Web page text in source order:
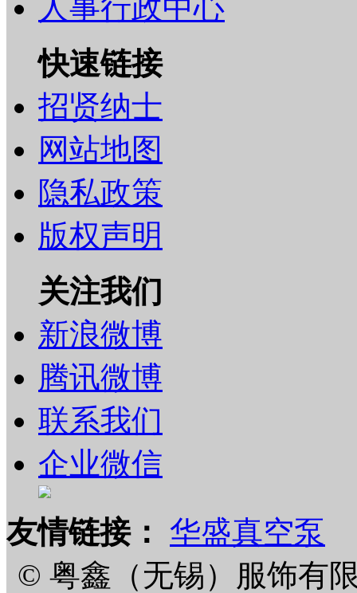
人事行政中心
快速链接
招贤纳士
网站地图
隐私政策
版权声明
关注我们
新浪微博
腾讯微博
联系我们
企业微信
友情链接： 华盛真空泵
© 粤鑫（无锡）服饰有